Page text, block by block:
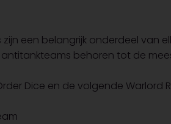
een belangrijk onderdeel van
behoren tot de
Dice en de volgende Warlord